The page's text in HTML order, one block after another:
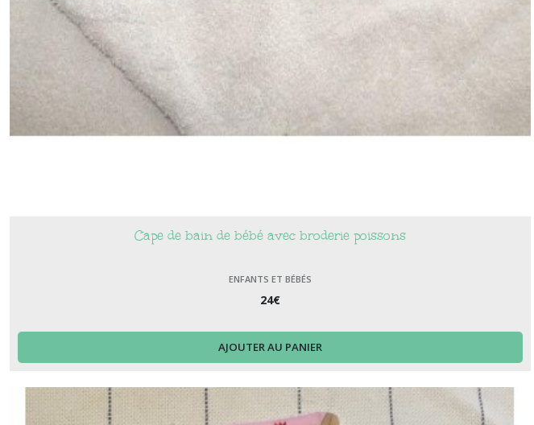
Cape de bain de bébé avec broderie poissons
ENFANTS ET BÉBÉS
24€
AJOUTER AU PANIER